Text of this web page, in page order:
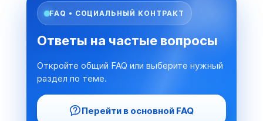
FAQ • СОЦИАЛЬНЫЙ КОНТРАКТ
Ответы на частые вопросы
Откройте общий FAQ или выберите нужный
раздел по теме.
Перейти в основной FAQ